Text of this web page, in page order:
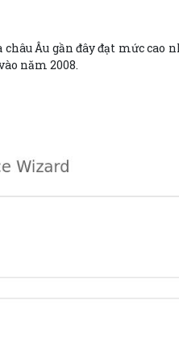
Âu gần đây đạt mức
năm 2008.